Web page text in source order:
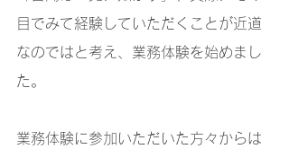
目でみて経験していただくことが近道
なのではと考え、業務体験を始めまし
た。
業務体験に参加いただいた方々からは